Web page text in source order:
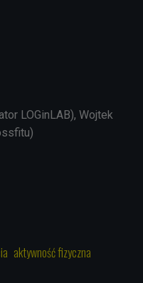
LOGinLAB), Wojtek
aktywność fizyczna